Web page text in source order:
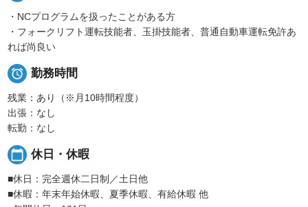
・NCプログラムを扱ったことがある方
・フォークリフト運転技能者、玉掛技能者、普通自動車運転免許あ
れば尚良い
 勤務時間
残業：あり（※月10時間程度）
出張：なし
転勤：なし
calendar_today 休日・休暇
■休日：完全週休二日制／土日他
■休暇：年末年始休暇、夏季休暇、有給休暇 他